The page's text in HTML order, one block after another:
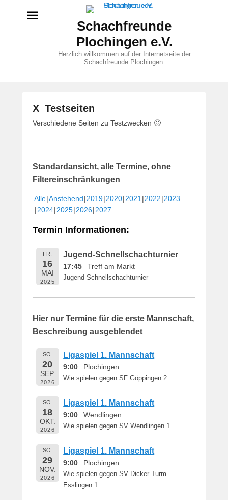
Schachfreunde
Plochingen e.V.
Herzlich willkommen auf der Internetseite der
Schachfreunde Plochingen.
X_Testseiten
V
f
f
n
6
M
Verschiedene Seiten zu Testzwecken 🙂
Standardansicht, alle Termine, ohne
Filtereinschränkungen
Alle Anstehend 2019 2020 2021 2022 2023
2024 2025 2026 2027
Termin Informationen:
FR.
16
MAI
2025
Jugend-Schnellschachturnier
17:45 Treff am Markt
Jugend-Schnellschachturnier
Hier nur Termine für die erste Mannschaft,
Beschreibung ausgeblendet
SO.
20
SEP.
2026
Ligaspiel 1. Mannschaft
9:00 Plochingen
Wie spielen gegen SF Göppingen 2.
SO.
18
OKT.
2026
Ligaspiel 1. Mannschaft
9:00 Wendlingen
Wie spielen gegen SV Wendlingen 1.
SO.
29
NOV.
2026
Ligaspiel 1. Mannschaft
9:00 Plochingen
Wie spielen gegen SV Dicker Turm
Esslingen 1.